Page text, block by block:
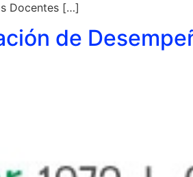
Docentes […]
de